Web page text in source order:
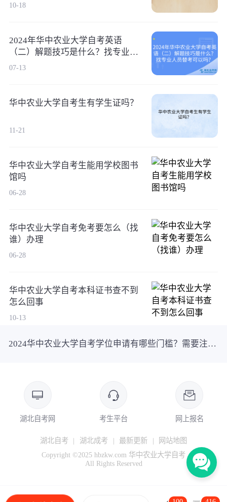
10-18
2024年华中农业大学自考英语
（二）解题技巧是什么？找专业人
员替考可以吗？
07-13
华中农业大学自考生有学生证吗？
11-21
华中农业大学自考生能用学校图书
馆吗
06-28
华中农业大学自考免考要怎么（找
谁）办理
06-28
华中农业大学自考本科证书查不到
怎么回事
10-13
2024华中农业大学自考学位申请有哪些门槛？需要注意什么？
湖北自考网 考生平台 网上报名
湖北自考 | 湖北成考 | 最新更新 |
网站地图
Copyright ©2025 hbzkw.com 华中农业大学自考
All Rights Reserved